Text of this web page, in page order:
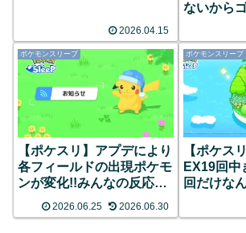
2026.04.15
ないから
ポケモンスリープ
【ポケスリ】アプデにより
各フィールドの出現ポケモ
ンが変化!!みんなの反応ま
2026.06.25 2026.06.30
ポケモンスリープ
【ポケス
EX19回中
回だけな